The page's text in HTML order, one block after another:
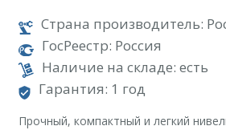
УБ.
Страна производитель:
ГосРеестр: Россия
Наличие на складе: есть
Гарантия: 1 год
Прочный, компактный и легкий